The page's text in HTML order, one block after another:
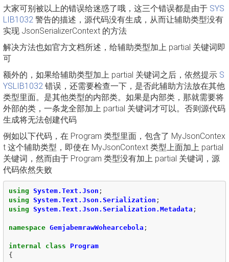
大家可别被以上的错误给迷惑了哦，这三个错误都是由于 SYS
LIB1032 警告的描述，源代码没有生成，从而让辅助类型没有
实现 JsonSerializerContext 的方法
解决方法也如官方文档所述，给辅助类型加上 partial 关键词即
可
额外的，如果给辅助类型加上 partial 关键词之后，依然提示 S
YSLIB1032 错误，还需要检查一下，是否此辅助方法放在其他
类型里面。是其他类型的内部类。如果是内部类，那就需要将
外部的类，一条龙全部加上 partial 关键词才可以。否则源代码
生成将无法创建代码
例如以下代码，在 Program 类型里面，包含了 MyJsonContex
t 这个辅助类型，即使在 MyJsonContext 类型上面加上 partial
关键词，然而由于 Program 类型没有加上 partial 关键词，源
代码依然失败
using System.Text.Json ;
using System.Text.Json.Serialization ;
using System.Text.Json.Serialization.Metadata ;
namespace GemjabemrawWohearcebola ;
internal class
Program
{